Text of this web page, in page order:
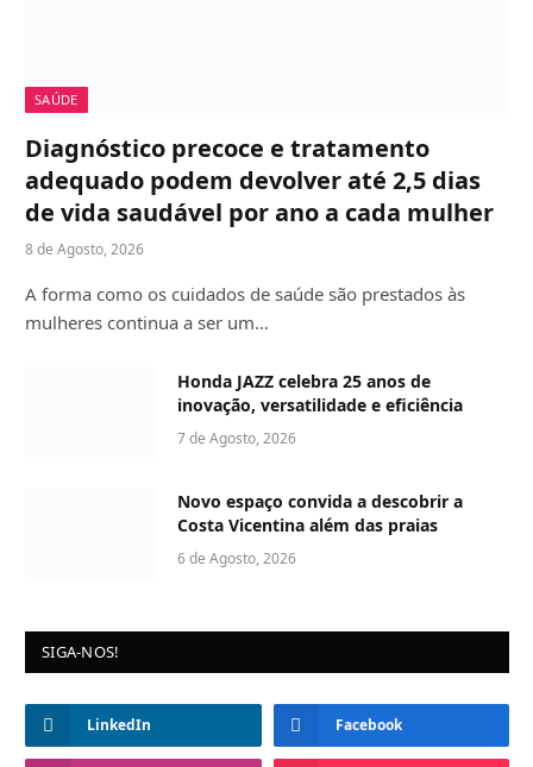
SAÚDE
Diagnóstico precoce e tratamento
adequado podem devolver até 2,5 dias
de vida saudável por ano a cada mulher
8 de Agosto, 2026
A forma como os cuidados de saúde são prestados às
mulheres continua a ser um…
Honda JAZZ celebra 25 anos de
inovação, versatilidade e eficiência
7 de Agosto, 2026
Novo espaço convida a descobrir a
Costa Vicentina além das praias
6 de Agosto, 2026
SIGA-NOS!
LinkedIn Facebook